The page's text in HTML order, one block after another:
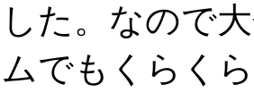
た。なので
でもくらく